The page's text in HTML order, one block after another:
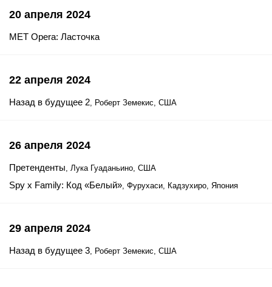
20 апреля 2024
MET Opera: Ласточка
22 апреля 2024
Назад в будущее 2, Роберт Земекис, США
26 апреля 2024
Претенденты, Лука Гуаданьино, США
Spy x Family: Код «Белый», Фурухаси, Кадзухиро, Япония
29 апреля 2024
Назад в будущее 3, Роберт Земекис, США